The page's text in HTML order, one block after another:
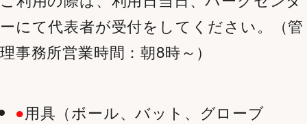
ーにて代表者が受付をしてください。（管
理事務所営業時間：朝8時～）
用具（ボール、バット、グローブ